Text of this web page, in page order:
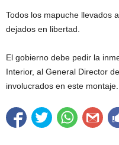
Todos los mapuche llevados
dejados en libertad.
El gobierno debe pedir la
Interior, al General Director
involucrados en este montaje.